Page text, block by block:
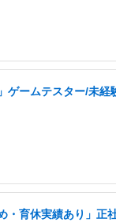
ゲームテスター/未
・育休実績あり」